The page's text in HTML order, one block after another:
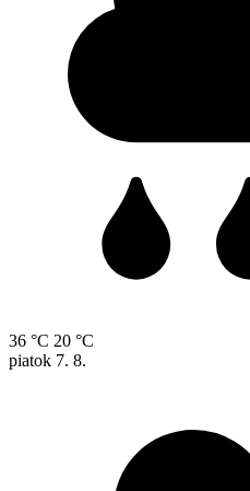
36 °C 20 °C
piatok 7. 8.